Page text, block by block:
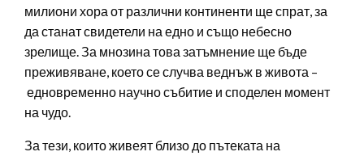
милиони хора от различни континенти ще спрат, за
да станат свидетели на едно и също небесно
зрелище. За мнозина това затъмнение ще бъде
преживяване, което се случва веднъж в живота –
едновременно научно събитие и споделен момент
на чудо.
За тези, които живеят близо до пътеката на